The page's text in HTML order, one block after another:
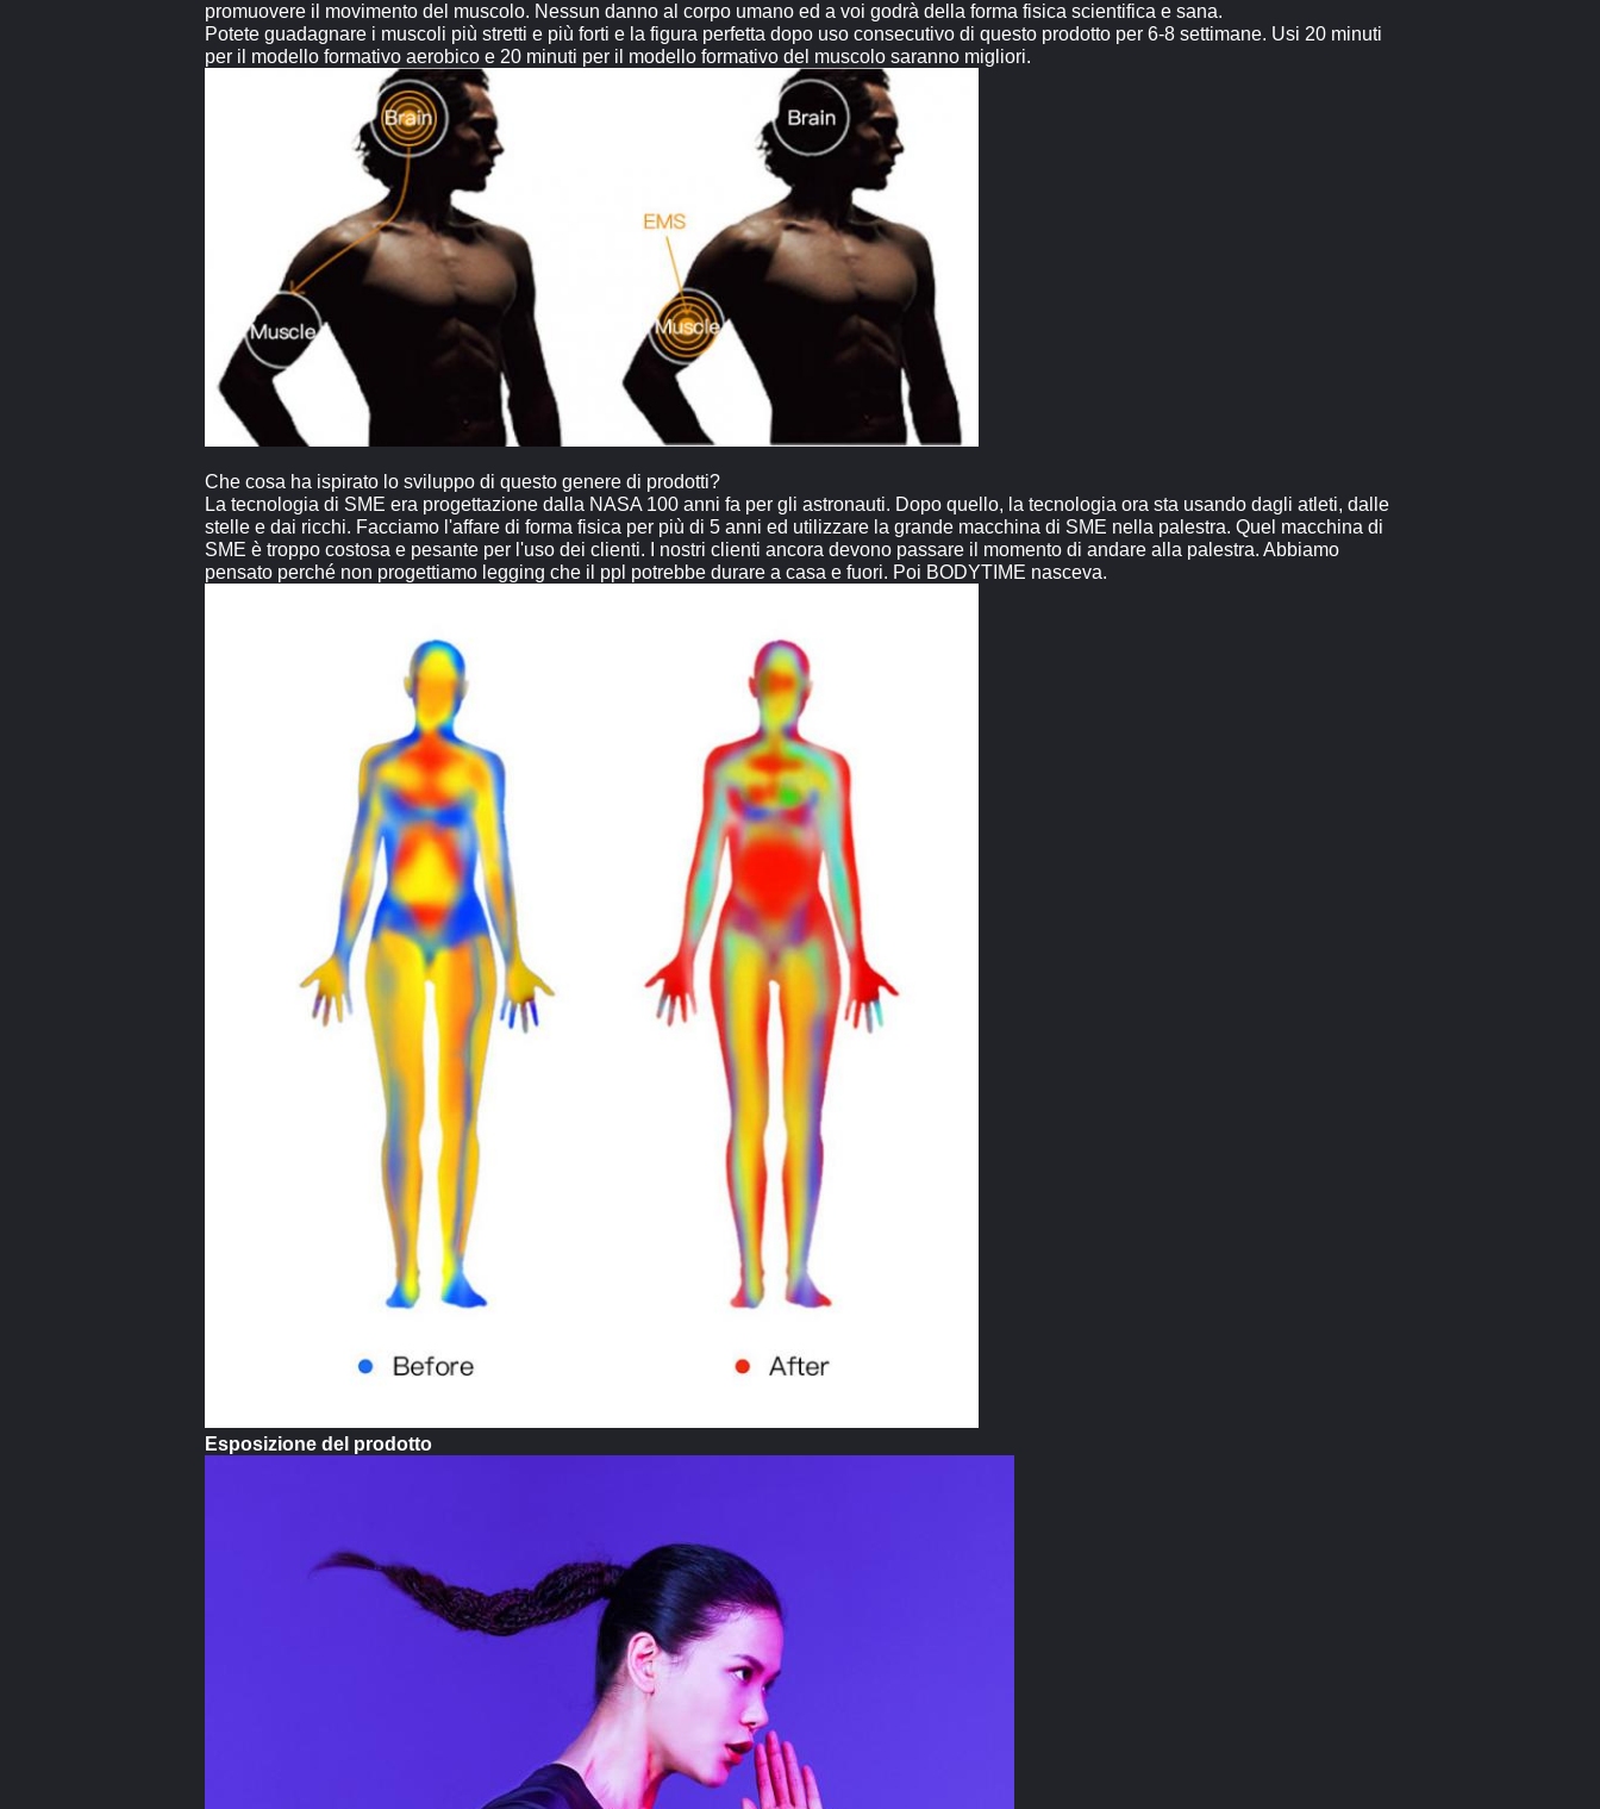
promuovere il movimento del muscolo. Nessun danno al corpo umano ed a voi godrà della forma fisica scientifica e sana.
Potete guadagnare i muscoli più stretti e più forti e la figura perfetta dopo uso consecutivo di questo prodotto per 6-8 settimane. Usi 20 minuti
per il modello formativo aerobico e 20 minuti per il modello formativo del muscolo saranno migliori.
Che cosa ha ispirato lo sviluppo di questo genere di prodotti?
La tecnologia di SME era progettazione dalla NASA 100 anni fa per gli astronauti. Dopo quello, la tecnologia ora sta usando dagli atleti, dalle
stelle e dai ricchi. Facciamo l'affare di forma fisica per più di 5 anni ed utilizzare la grande macchina di SME nella palestra. Quel macchina di
SME è troppo costosa e pesante per l'uso dei clienti. I nostri clienti ancora devono passare il momento di andare alla palestra. Abbiamo
pensato perché non progettiamo legging che il ppl potrebbe durare a casa e fuori. Poi BODYTIME nasceva.
Esposizione del prodotto